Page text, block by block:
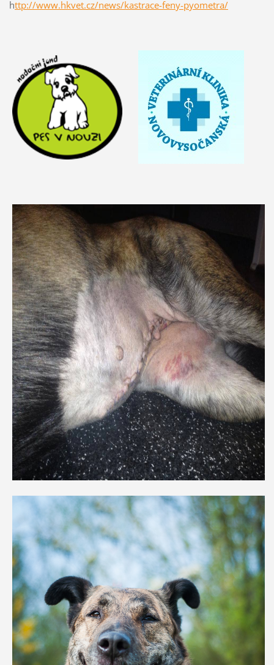
http://www.hkvet.cz/news/kastrace-feny-pyometra/